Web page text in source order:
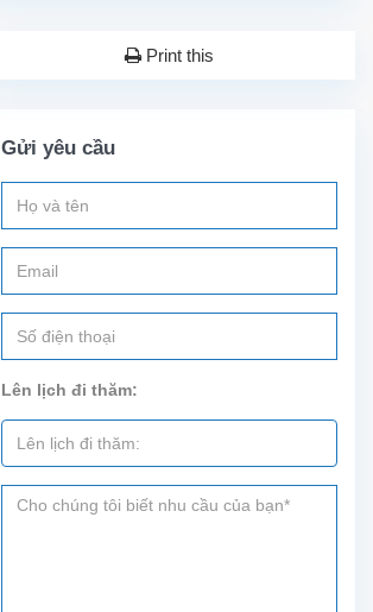
Print this
Gửi yêu cầu
Lên lịch đi thăm: